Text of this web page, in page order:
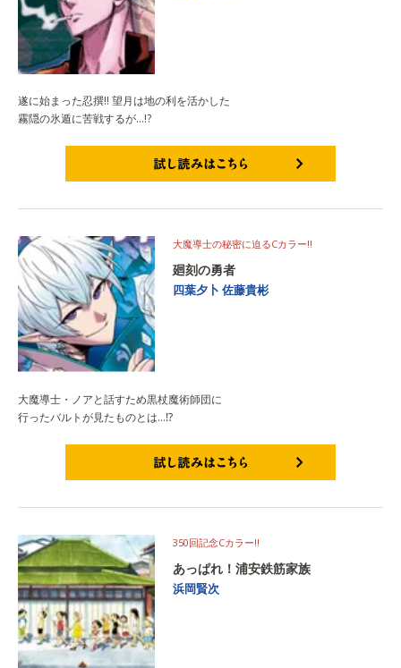
遂に始まった忍撰!! 望月は地の利を活かした
霧隠の氷遁に苦戦するが…!?
大魔導士の秘密に迫るCカラー!!
廻刻の勇者
四葉夕卜 佐藤貴彬
大魔導士・ノアと話すため黒杖魔術師団に
行ったバルトが見たものとは…⁉
350回記念Cカラー!!
あっぱれ！浦安鉄筋家族
浜岡賢次